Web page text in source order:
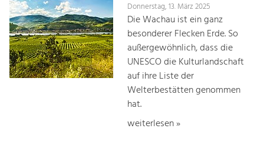
Donnerstag, 13. März 2025
Die Wachau ist ein ganz
besonderer Flecken Erde. So
außergewöhnlich, dass die
UNESCO die Kulturlandschaft
auf ihre Liste der
Welterbestätten genommen
hat.
weiterlesen »